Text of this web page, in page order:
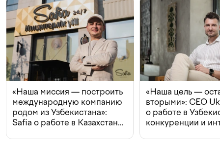
«Наша миссия — построить
международную компанию
родом из Узбекистана»:
Safia о работе в Казахстане,
«Наша цель —
вторыми»: CEO
о работе в
конкуренции и